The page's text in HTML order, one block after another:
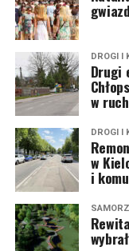
DROGI I
Drugi
w
DROGI I
w
i